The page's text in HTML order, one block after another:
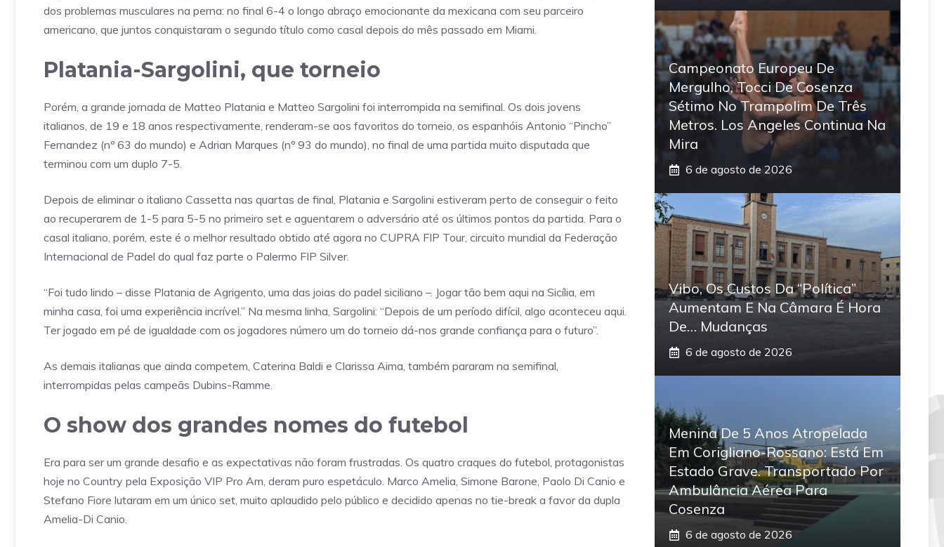
dos problemas musculares na perna: no final 6-4 o longo abraço emocionante da mexicana com seu parceiro
americano, que juntos conquistaram o segundo título como casal depois do mês passado em Miami.
Platania-Sargolini, que torneio
Porém, a grande jornada de Matteo Platania e Matteo Sargolini foi interrompida na semifinal. Os dois jovens
italianos, de 19 e 18 anos respectivamente, renderam-se aos favoritos do torneio, os espanhóis Antonio “Pincho”
Fernandez (nº 63 do mundo) e Adrian Marques (nº 93 do mundo), no final de uma partida muito disputada que
terminou com um duplo 7-5.
Depois de eliminar o italiano Cassetta nas quartas de final, Platania e Sargolini estiveram perto de conseguir o feito
ao recuperarem de 1-5 para 5-5 no primeiro set e aguentarem o adversário até os últimos pontos da partida. Para o
casal italiano, porém, este é o melhor resultado obtido até agora no CUPRA FIP Tour, circuito mundial da Federação
Internacional de Padel do qual faz parte o Palermo FIP Silver.
“Foi tudo lindo – disse Platania de Agrigento, uma das joias do padel siciliano –. Jogar tão bem aqui na Sicília, em
minha casa, foi uma experiência incrível.” Na mesma linha, Sargolini: “Depois de um período difícil, algo aconteceu aqui.
Ter jogado em pé de igualdade com os jogadores número um do torneio dá-nos grande confiança para o futuro”.
As demais italianas que ainda competem, Caterina Baldi e Clarissa Aima, também pararam na semifinal,
interrompidas pelas campeãs Dubins-Ramme.
O show dos grandes nomes do futebol
Era para ser um grande desafio e as expectativas não foram frustradas. Os quatro craques do futebol, protagonistas
hoje no Country pela Exposição VIP Pro Am, deram puro espetáculo. Marco Amelia, Simone Barone, Paolo Di Canio e
Stefano Fiore lutaram em um único set, muito aplaudido pelo público e decidido apenas no tie-break a favor da dupla
Amelia-Di Canio.
Campeonato Europeu De
Mergulho, Tocci De Cosenza
Sétimo No Trampolim De Três
Metros. Los Angeles Continua Na
Mira
6 de agosto de 2026
Vibo, Os Custos Da “política”
Aumentam E Na Câmara É Hora
De… Mudanças
6 de agosto de 2026
Menina De 5 Anos Atropelada
Em Corigliano-Rossano: Está Em
Estado Grave. Transportado Por
Ambulância Aérea Para
Cosenza
6 de agosto de 2026